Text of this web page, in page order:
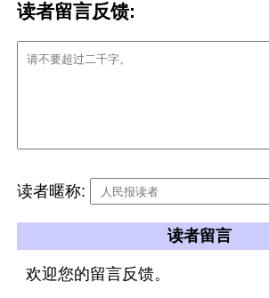
读者留言反馈:
读者暱称:
读者留言
欢迎您的留言反馈。